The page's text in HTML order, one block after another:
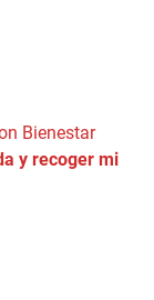
Bienestar
y recoger mi